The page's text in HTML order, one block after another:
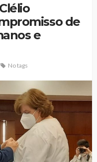
de
e
No tags